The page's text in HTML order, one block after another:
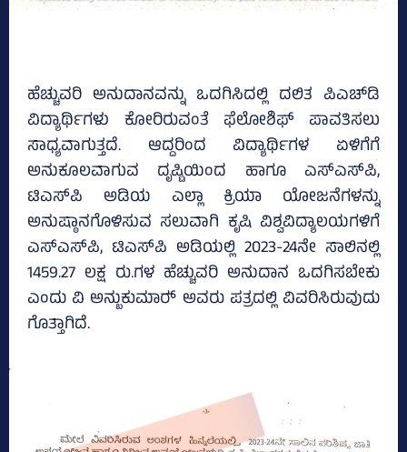
ಹೆಚ್ಚುವರಿ ಅನುದಾನವನ್ನು ಒದಗಿಸಿದಲ್ಲಿ ದಲಿತ ಪಿಎಚ್‌ಡಿ
ವಿದ್ಯಾರ್ಥಿಗಳು ಕೋರಿರುವಂತೆ ಫೆಲೋಶಿಫ್‌ ಪಾವತಿಸಲು
ಸಾಧ್ಯವಾಗುತ್ತದೆ. ಆದ್ದರಿಂದ ವಿದ್ಯಾರ್ಥಿಗಳ ಏಳಿಗೆಗೆ
ಅನುಕೂಲವಾಗುವ ದೃಷ್ಟಿಯಿಂದ ಹಾಗೂ ಎಸ್‌ಎಸ್‌ಪಿ,
ಟಿಎಸ್‌ಪಿ ಅಡಿಯ ಎಲ್ಲಾ ಕ್ರಿಯಾ ಯೋಜನೆಗಳನ್ನು
ಅನುಷ್ಠಾನಗೊಳಿಸುವ ಸಲುವಾಗಿ ಕೃಷಿ ವಿಶ್ವವಿದ್ಯಾಲಯಗಳಿಗೆ
ಎಸ್‌ಎಸ್‌ಪಿ, ಟಿಎಸ್‌ಪಿ ಅಡಿಯಲ್ಲಿ 2023-24ನೇ ಸಾಲಿನಲ್ಲಿ
1459.27 ಲಕ್ಷ ರು.ಗಳ ಹೆಚ್ಚುವರಿ ಅನುದಾನ ಒದಗಿಸಬೇಕು
ಎಂದು ವಿ ಅನ್ಬುಕುಮಾರ್‍‌ ಅವರು ಪತ್ರದಲ್ಲಿ ವಿವರಿಸಿರುವುದು
ಗೊತ್ತಾಗಿದೆ.